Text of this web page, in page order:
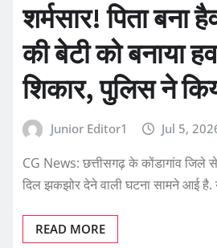
शर्मसार! पिता बना
की बेटी को बनाया
शिकार, पुलिस ने
Junior Editor1 Jul 5,
CG News: छत्तीसगढ़ के कोंडागांव जिले
दिल झकझोर देने वाली घटना सामने आई है.
READ MORE